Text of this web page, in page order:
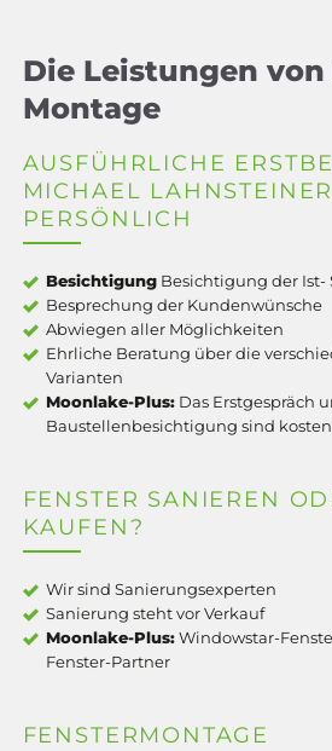
Die Leistungen
Montage
AUSFÜHRLICHE
MICHAEL LAHNSTEINER
PERSÖNLICH
BesichtigungBesichtigung der Ist-
Besprechung der Kundenwünsche
Abwiegen aller Möglichkeiten
Ehrliche Beratung über die
Varianten
Moonlake-Plus:Das Erstgespräch
Baustellenbesichtigung sind
FENSTER SANIEREN
KAUFEN?
Wir sind Sanierungsexperten
Sanierung steht vor Verkauf
Moonlake-Plus:Windowstar-
Fenster-Partner
FENSTERMONTAGE